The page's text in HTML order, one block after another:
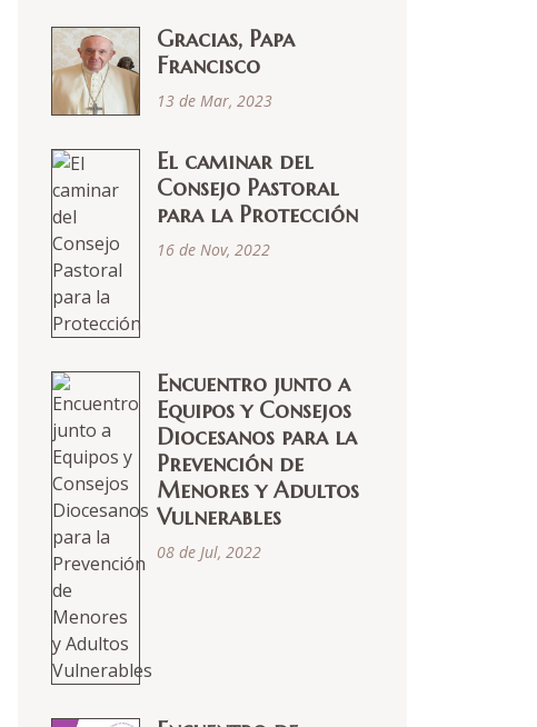
Gracias, Papa
Francisco
13 de Mar, 2023
El caminar del
Consejo Pastoral
para la Protección
16 de Nov, 2022
Encuentro junto a
Equipos y Consejos
Diocesanos para la
Prevención de
Menores y Adultos
Vulnerables
08 de Jul, 2022